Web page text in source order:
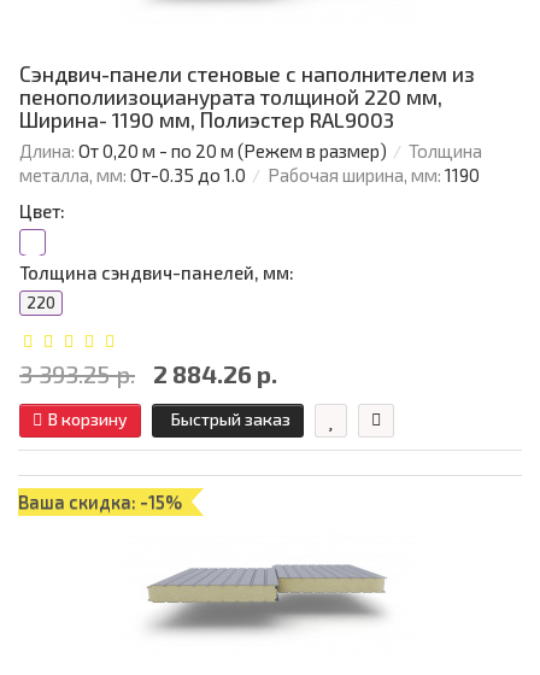
Сэндвич-панели стеновые с наполнителем из
пенополиизоцианурата толщиной 220 мм,
Ширина- 1190 мм, Полиэстер RAL9003
Длина: От 0,20 м - по 20 м (Режем в размер)
Толщина
металла, мм: От-0.35 до 1.0 Рабочая ширина, мм: 1190
Цвет:
Толщина сэндвич-панелей, мм:
220
3 393.25 р. 2 884.26 р.
В корзину Быстрый заказ
Ваша скидка: -15%